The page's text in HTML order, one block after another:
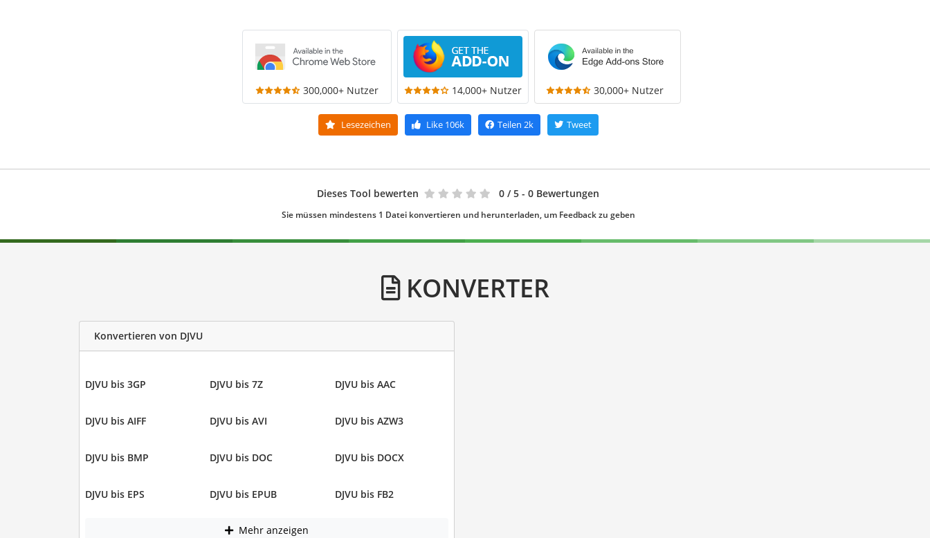
300,000+ Nutzer 14,000+ Nutzer 30,000+ Nutzer
Lesezeichen Like106k Teilen 2k Tweet
Dieses Tool bewerten 0 / 5 - 0 Bewertungen
Sie müssen mindestens 1 Datei konvertieren und herunterladen, um Feedback zu geben
KONVERTER
Konvertieren von DJVU
DJVU bis 3GP DJVU bis 7Z DJVU bis AAC
DJVU bis AIFF DJVU bis AVI DJVU bis AZW3
DJVU bis BMP DJVU bis DOC DJVU bis DOCX
DJVU bis EPS DJVU bis EPUB DJVU bis FB2
Mehr anzeigen